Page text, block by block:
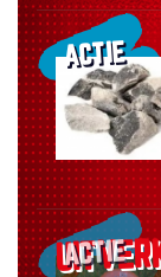
ACTIE
ACTIE